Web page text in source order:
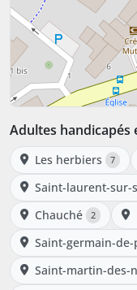
Adultes handicapés
Les herbiers 7
Saint-laurent-sur-
Chauché 2
Saint-germain-
Saint-martin-des-